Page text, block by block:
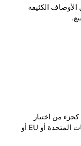
الأوصاف الكثيفة
استخدموا خيارات مستودعات Banggood كجزء من اختيار
المنتج، خاصةً للمتاجر التي تستهدف الولايات المتحدة أو EU أو